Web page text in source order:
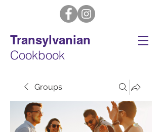
Transylvanian
Cookbook
Groups